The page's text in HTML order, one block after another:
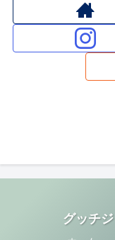
グッチ